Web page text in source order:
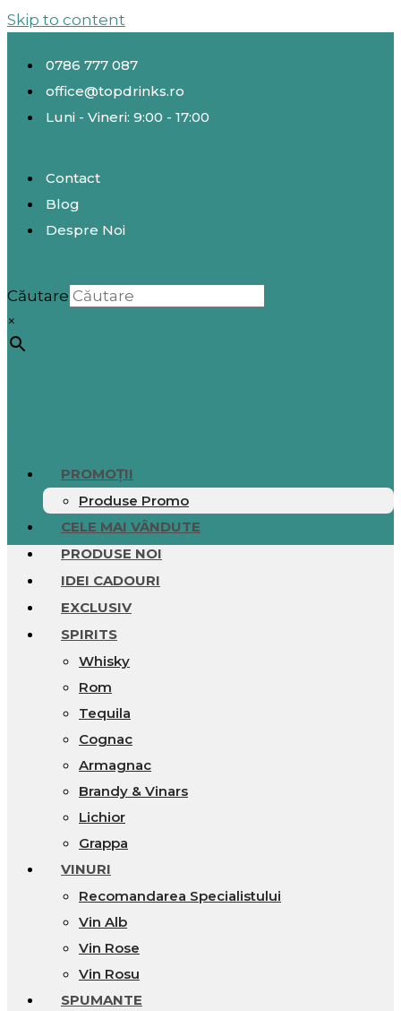
Skip to content
0786 777 087
office@topdrinks.ro
Luni - Vineri: 9:00 - 17:00
Contact
Blog
Despre Noi
Căutare
×
PROMOȚII
Produse Promo
CELE MAI VÂNDUTE
PRODUSE NOI
IDEI CADOURI
EXCLUSIV
SPIRITS
Whisky
Rom
Tequila
Cognac
Armagnac
Brandy & Vinars
Lichior
Grappa
VINURI
Recomandarea Specialistului
Vin Alb
Vin Rose
Vin Rosu
SPUMANTE